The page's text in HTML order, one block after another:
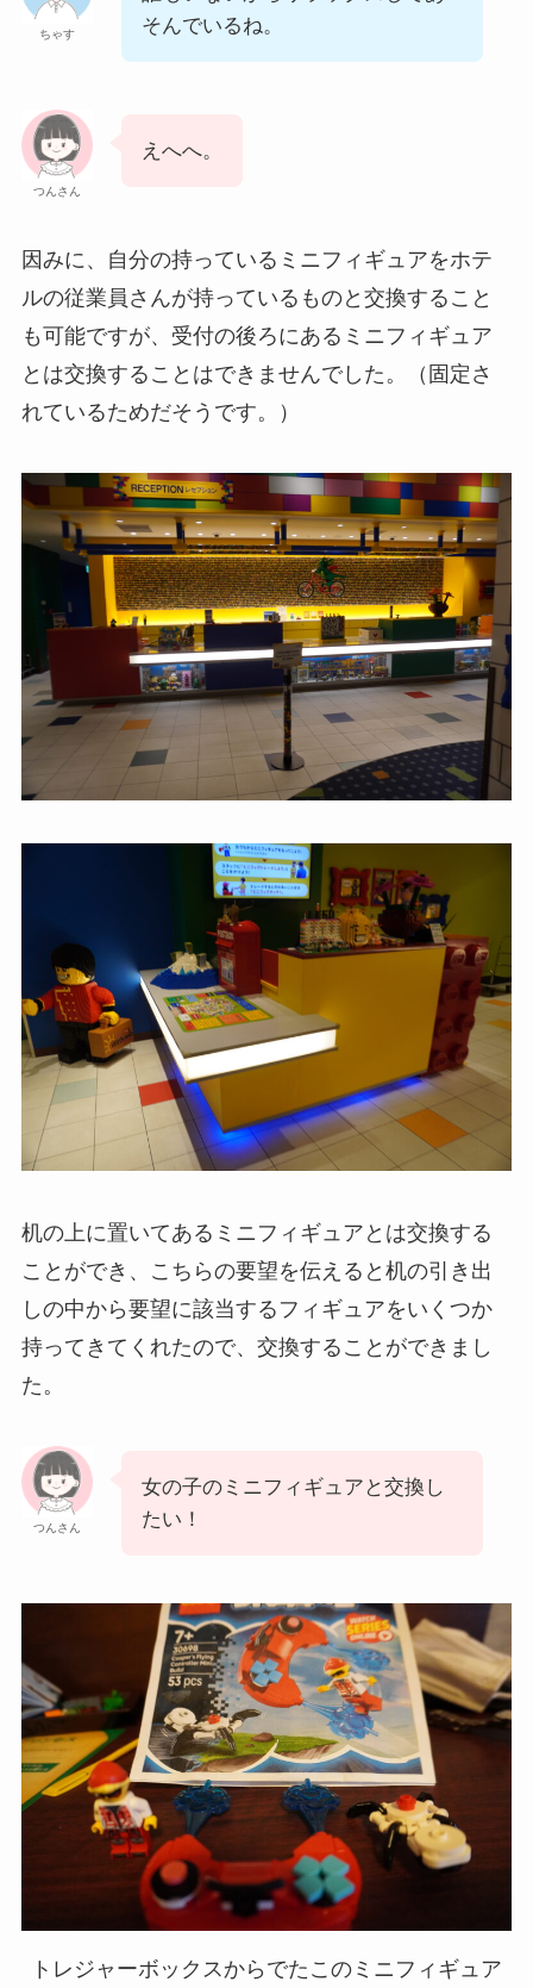
ちゃす
そんでいるね。
つんさん
えへへ。
因みに、自分の持っているミニフィギュアをホテ
ルの従業員さんが持っているものと交換すること
も可能ですが、受付の後ろにあるミニフィギュア
とは交換することはできませんでした。（固定さ
れているためだそうです。）
机の上に置いてあるミニフィギュアとは交換する
ことができ、こちらの要望を伝えると机の引き出
しの中から要望に該当するフィギュアをいくつか
持ってきてくれたので、交換することができまし
た。
つんさん
女の子のミニフィギュアと交換し
たい！
トレジャーボックスからでたこのミニフィギュア